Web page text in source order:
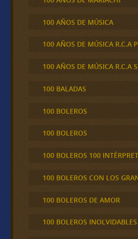
100 AÑOS DE MÚSICA
100 AÑOS DE MÚSICA R.C.A
100 AÑOS DE MÚSICA R.C.A
100 BALADAS
100 BOLEROS
100 BOLEROS
100 BOLEROS 100
100 BOLEROS CON LOS
100 BOLEROS DE AMOR
100 BOLEROS INOLVIDABLES